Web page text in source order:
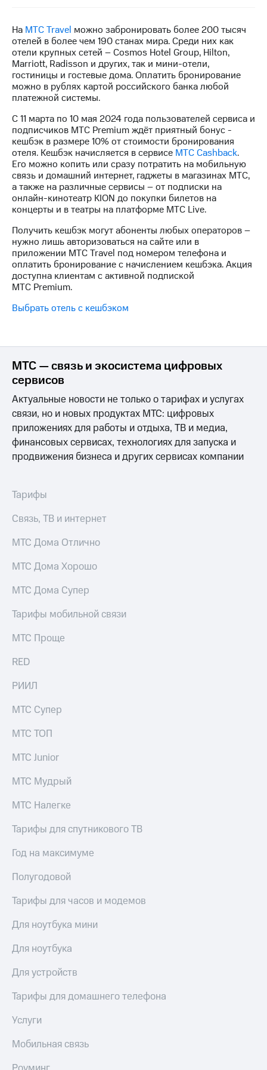
Роуминг
Семейная
группа
Заказать
SIM-
Оформить
eSIM
SIM-
карта
для
иностранцев
Оформить
чистый
номер
Выбрать
красивый
номер
Заменить
Перейти
на
eSIM
Для дома
Выберите
и подключите
ТВ
с выгодным
тарифом
ТВ и телефон
Услуги
Акции
Домашний
интернет
Домашнее
Домашний
в МТС
номером
Поддержка
и подписки
МТС
на гигабайты
фильмы,
и многое
Семейная
группа
Скидка
на тарифы,
доступ
Тарифы
RED,
РИИЛ
и МТС
Супер
дешевле
при
оплате
с карты
МТС
Деньги
Выберите
и подключите
ТВ
с выгодным
тарифом
Тарифы
Интернет,
ТВ и телефон
для дома
Личный
интернета
и
Личный
кабинет
спутникового
ТВ
Скачать
приложение
Видеонаблюдение
для дома
149 ₽/
МТС
Premium
Подписка
на гигабайты
группа
Скидка
общие
подписки
и услуги,
к геолокации
безопасности
Всё
рукой
в Мой МТС
Посмотрите,
что
есть
приложении
КИОН
На МТС Travel можно забронировать более 200 тысяч
отелей в более чем 190 станах мира. Среди них как
отели крупных сетей – Cosmos Hotel Group, Hilton,
Marriott, Radisson и других, так и мини-отели,
гостиницы и гостевые дома. Оплатить бронирование
можно в рублях картой российского банка любой
платежной системы.
С11 марта по 10 мая 2024 года пользователей сервиса и
подписчиков МТС Premiumждёт приятный бонус -
кешбэк в размере10% от стоимости бронирования
отеля. Кешбэк начисляется в сервисе МТС Cashback.
Его можно копить или сразу потратить на мобильную
связь и домашний интернет, гаджеты в магазинах МТС,
а также на различные сервисы – от подписки на
онлайн-кинотеатр KION до покупки билетов на
концерты и в театры на платформе МТС Live.
Получить кешбэк могут абоненты любых операторов –
нужно лишь авторизоваться на сайте или в
приложении МТС Travel под номером телефона и
оплатить бронирование с начислением кешбэка. Акция
доступна клиентам с активной подпиской
МТС Premium.
Выбрать отель с кешбэком
МТС — связь и экосистема цифровых
сервисов
Актуальные новости не только о тарифах и услугах
связи, но и новых продуктах МТС: цифровых
приложениях для работы и отдыха, ТВ и медиа,
финансовых сервисах, технологиях для запуска и
продвижения бизнеса и других сервисах компании
Тарифы
Связь, ТВ и интернет
МТС Дома Отлично
МТС Дома Хорошо
МТС Дома Супер
Тарифы мобильной связи
МТС Проще
RED
РИИЛ
МТС Супер
МТС ТОП
МТС Junior
МТС Мудрый
МТС Налегке
Тарифы для спутникового ТВ
Год на максимуме
Полугодовой
Тарифы для часов и модемов
Для ноутбука мини
Для ноутбука
Для устройств
Тарифы для домашнего телефона
Услуги
Мобильная связь